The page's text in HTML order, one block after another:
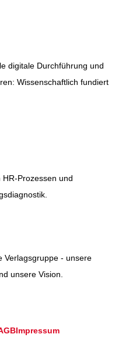
digitale Durchführung und
Wissenschaftlich fundiert
Prozessen und
Verlagsgruppe - unsere
unsere Vision.
Impressum